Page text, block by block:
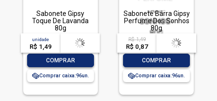
Sabonete Gipsy
Toque De Lavanda
80g
unidade
R$ 1,49
acima de
-- --,--un.
COMPRAR
Comprar caixa:96
Sabonete Barra Gipsy
Perfume Dos Sonhos
80g
R$ 1,49
R$ 0,87
acima de
-- --,--un.
COMPRAR
Comprar caixa:96